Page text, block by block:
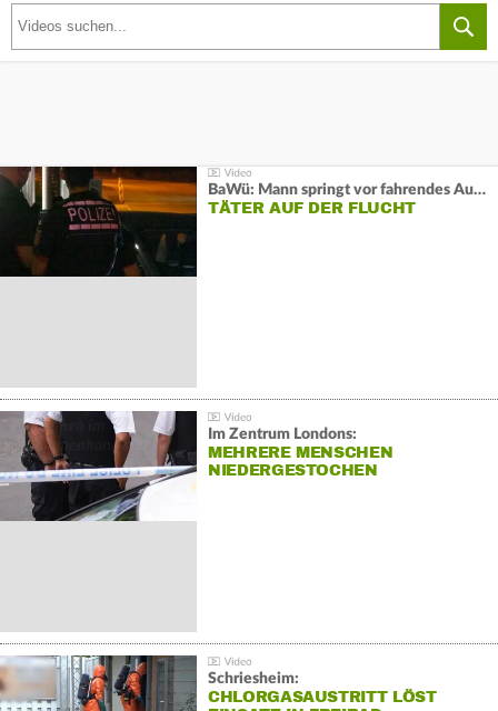
BaWü: Mann springt vor fahrendes Auto und schießt
TÄTER AUF DER FLUCHT
Im Zentrum Londons:
MEHRERE MENSCHEN
NIEDERGESTOCHEN
Schriesheim:
CHLORGASAUSTRITT LÖST